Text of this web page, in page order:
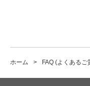
ホーム FAQ (よくあるご